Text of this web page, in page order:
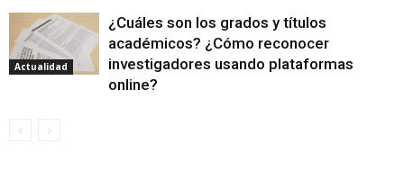
Actualidad
¿Cuáles son los grados y títulos
académicos? ¿Cómo reconocer
investigadores usando plataformas
online?